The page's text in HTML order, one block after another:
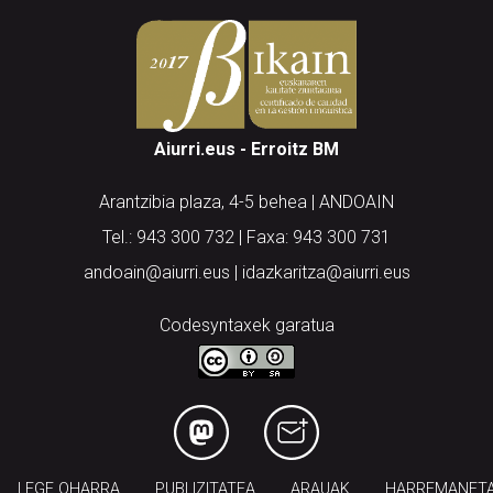
Aiurri.eus - Erroitz BM
Arantzibia plaza, 4-5 behea | ANDOAIN
Tel.: 943 300 732 | Faxa: 943 300 731
andoain@aiurri.eus | idazkaritza@aiurri.eus
Codesyntaxek garatua